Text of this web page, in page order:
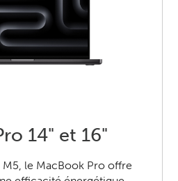
14" et 16"
M5, le MacBook Pro offre